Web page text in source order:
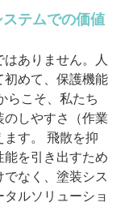
ステムでの価値
ありません。人
初めて、保護機能
らこそ、私たち
のしやすさ（作業
す。 飛散を抑
能を引き出すため
なく、塗装シス
ルソリューショ